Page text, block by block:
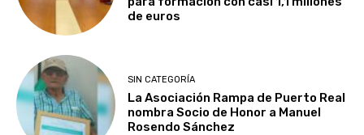
de euros
SIN CATEGORÍA
La Asociación Rampa de Puerto Real
nombra Socio de Honor a Manuel
Rosendo Sánchez